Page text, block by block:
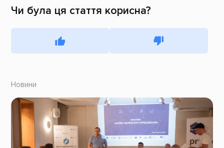
Чи була ця стаття корисна?
Новини